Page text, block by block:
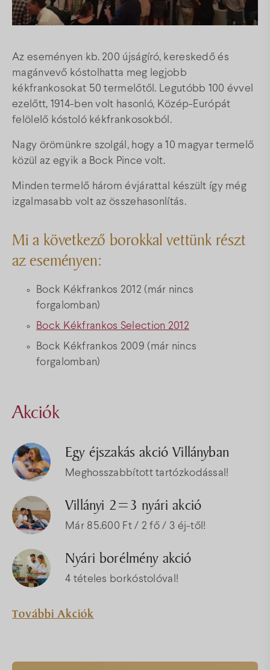
Az eseményen kb. 200 újságíró, kereskedő és
magánvevő kóstolhatta meg legjobb
kékfrankosokat 50 termelőtől. Legutóbb 100 évvel
ezelőtt, 1914-ben volt hasonló, Közép-Európát
felölelő kóstoló kékfrankosokból.
Nagy örömünkre szolgál, hogy a 10 magyar termelő
közül az egyik a Bock Pince volt.
Minden termelő három évjárattal készült így még
izgalmasabb volt az összehasonlítás.
Mi a következő borokkal vettünk részt
az eseményen:
Bock Kékfrankos 2012 (már nincs
forgalomban)
Bock Kékfrankos Selection 2012
Bock Kékfrankos 2009 (már nincs
forgalomban)
Akciók
Egy éjszakás akció Villányban
Meghosszabbított tartózkodással!
Villányi 2=3 nyári akció
Már 85.600 Ft / 2 fő / 3 éj-től!
Nyári borélmény akció
4 tételes borkóstolóval!
További Akciók
Térkép
Gyakori kérdések
Facebook Instagram Youtube